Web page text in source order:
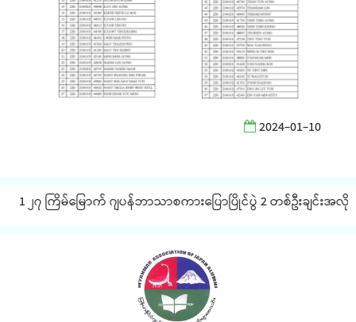
2024-01-10
1 ၂၇ ကြိမ်မြောက် ဂျပန်ဘာသာစကားပြောပြိုင်ပွဲ 2 တစ်ဦးချင်းအလို